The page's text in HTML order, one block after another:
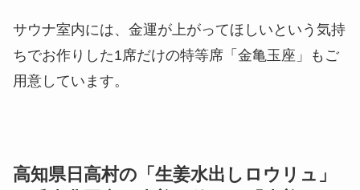
サウナ室内には、金運が上がってほしいという気持
ちでお作りした1席だけの特等席「金亀玉座」もご
用意しています。
高知県日高村の「生姜水出しロウリュ」